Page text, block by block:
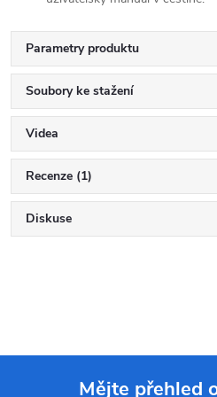
Parametry produktu
Soubory ke stažení
Videa
Recenze (1)
Diskuse
Mějte přehled